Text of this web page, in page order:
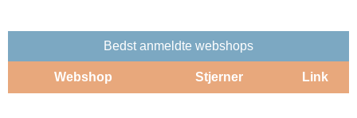
Bedst anmeldte webshops
Webshop Stjerner Link